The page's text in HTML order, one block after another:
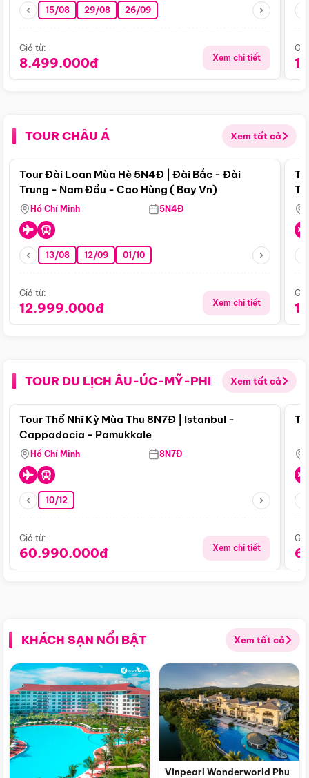
15/08 29/08 26/09
Giá từ:
8.499.000đ Xem chi tiết
TOUR CHÂU Á Xem tất cả
Điểm nổi bật
Tour Đài Loan Mùa Hè 5N4Đ | Đài Bắc - Đài
Trung - Nam Đầu - Cao Hùng ( Bay Vn)
Hồ Chí Minh 5N4Đ
13/08 12/09 01/10
Giá từ:
12.999.000đ Xem chi tiết
TOUR DU LỊCH ÂU-ÚC-MỸ-PHI Xem tất cả
Điểm nổi bật
Tour Thổ Nhĩ Kỳ Mùa Thu 8N7Đ | Istanbul -
Cappadocia - Pamukkale
Hồ Chí Minh 8N7Đ
10/12
Giá từ:
60.990.000đ Xem chi tiết
KHÁCH SẠN NỔI BẬT Xem tất cả
Vinpearl Wonderworld Phu